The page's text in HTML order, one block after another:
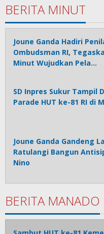
BERITA MINUT
Joune Ganda Hadiri
Ombudsman RI,
Minut Wujudkan Pela…
SD Inpres Sukur Tampil
Parade HUT ke-81 RI di
Joune Ganda Gandeng
Ratulangi Bangun
Nino
BERITA MANADO